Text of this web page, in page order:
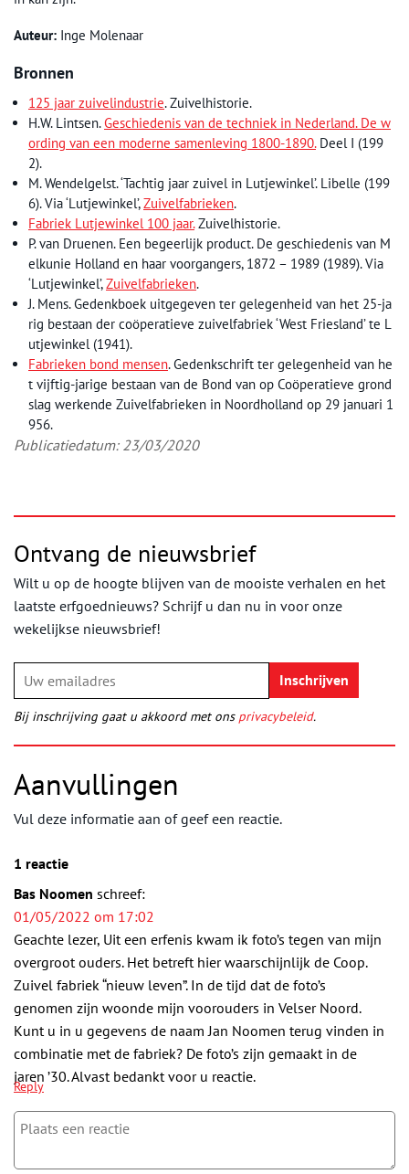
Auteur: Inge Molenaar
Bronnen
125 jaar zuivelindustrie. Zuivelhistorie.
H.W. Lintsen.Geschiedenis van de techniek in Nederland. De w
ording van een moderne samenleving 1800-1890.Deel I (199
2).
M. Wendelgelst. ‘Tachtig jaar zuivel in Lutjewinkel’. Libelle (199
6). Via ‘Lutjewinkel’,Zuivelfabrieken.
Fabriek Lutjewinkel 100 jaar.Zuivelhistorie.
P. van Druenen. Een begeerlijk product. De geschiedenis van M
elkunie Holland en haar voorgangers, 1872 – 1989 (1989). Via
‘Lutjewinkel’,Zuivelfabrieken.
J. Mens. Gedenkboek uitgegeven ter gelegenheid van het 25-ja
rig bestaan der coöperatieve zuivelfabriek ‘West Friesland’ te L
utjewinkel (1941).
Fabrieken bond mensen. Gedenkschrift ter gelegenheid van he
t vijftig-jarige bestaan van de Bond van op Coöperatieve grond
slag werkende Zuivelfabrieken in Noordholland op 29 januari 1
956.
Publicatiedatum: 23/03/2020
Ontvang de nieuwsbrief
Wilt u op de hoogte blijven van de mooiste verhalen en het
laatste erfgoednieuws? Schrijf u dan nu in voor onze
wekelijkse nieuwsbrief!
Bij inschrijving gaat u akkoord met ons privacybeleid.
Aanvullingen
Vul deze informatie aan of geef een reactie.
1 reactie
Bas Noomen schreef:
01/05/2022 om 17:02
Geachte lezer, Uit een erfenis kwam ik foto’s tegen van mijn
overgroot ouders. Het betreft hier waarschijnlijk de Coop.
Zuivel fabriek “nieuw leven”. In de tijd dat de foto’s
genomen zijn woonde mijn voorouders in Velser Noord.
Kunt u in u gegevens de naam Jan Noomen terug vinden in
combinatie met de fabriek? De foto’s zijn gemaakt in de
jaren ’30. Alvast bedankt voor u reactie.
Reply